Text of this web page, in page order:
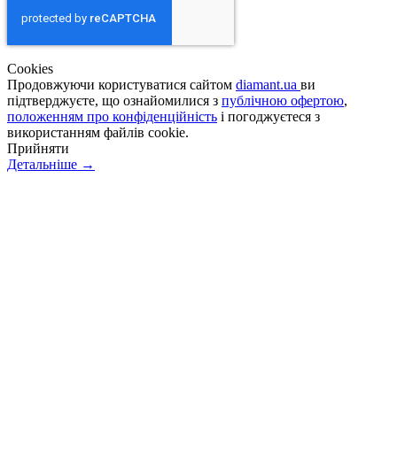
Сookies
Продовжуючи користуватися сайтом diamant.ua ви
підтверджуєте, що ознайомилися з публічною офертою,
положенням про конфіденційність і погоджуєтеся з
використанням файлів cookie.
Прийняти
Детальніше →